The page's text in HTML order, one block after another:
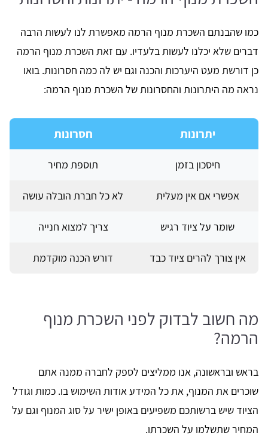
כמו שהבנתם השכרת מנוף הרמה מאפשרת לנו לעשות הרבה
דברים שלא יכלנו לעשות בלעדיו. עם זאת השכרת מנוף הרמה
כן דורשת מעט היערכות והכנה וגם יש לה כמה חסרונות. בואו
נראה מה היתרונות והחסרונות של השכרת מנוף הרמה:
יתרונות חסרונות
חיסכון בזמן תוספת מחיר
אפשרי אם אין מעלית לא כל חברת הובלה עושה
שומר על ציוד רגיש צריך למצוא חנייה
אין צורך להרים ציוד כבד דורש הכנה מוקדמת
מה חשוב לבדוק לפני השכרת מנוף
הרמה?
בראש ובראשונה, אנו ממליצים לספק לחברה ממנה אתם
שוכרים את המנוף, את כל המידע אודות השימוש בו. כמות וגודל
הציוד שיש ברשותכם משפיעים באופן ישיר על סוג המנוף וגם על
המחיר שתשלמו על השכרתו.